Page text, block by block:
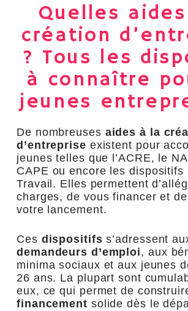
Quelles
création
? Tous les
à connaître
jeunes
De nombreuses aides à la
d’entreprise existent pour
jeunes telles que l’ACRE, le
CAPE ou encore les dispositifs
Travail. Elles permettent
charges, de vous financer et
votre lancement.
Ces dispositifs s’adressent
demandeurs d’emploi, aux
minima sociaux et aux jeunes
26 ans. La plupart sont
eux, ce qui permet de
financement solide dès le